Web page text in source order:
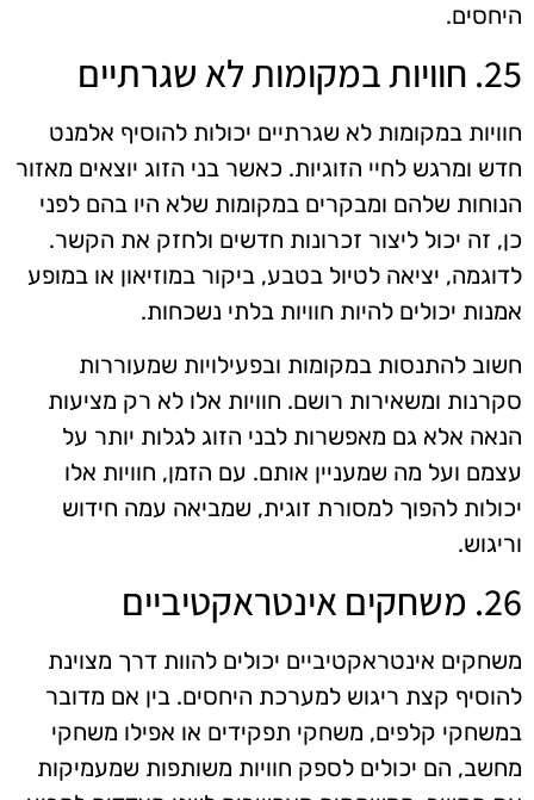
היחסים.
25. חוויות במקומות לא שגרתיים
חוויות במקומות לא שגרתיים יכולות להוסיף אלמנט
חדש ומרגש לחיי הזוגיות. כאשר בני הזוג יוצאים מאזור
הנוחות שלהם ומבקרים במקומות שלא היו בהם לפני
כן, זה יכול ליצור זכרונות חדשים ולחזק את הקשר.
לדוגמה, יציאה לטיול בטבע, ביקור במוזיאון או במופע
אמנות יכולים להיות חוויות בלתי נשכחות.
חשוב להתנסות במקומות ובפעילויות שמעוררות
סקרנות ומשאירות רושם. חוויות אלו לא רק מציעות
הנאה אלא גם מאפשרות לבני הזוג לגלות יותר על
עצמם ועל מה שמעניין אותם. עם הזמן, חוויות אלו
יכולות להפוך למסורת זוגית, שמביאה עמה חידוש
וריגוש.
26. משחקים אינטראקטיביים
משחקים אינטראקטיביים יכולים להוות דרך מצוינת
להוסיף קצת ריגוש למערכת היחסים. בין אם מדובר
במשחקי קלפים, משחקי תפקידים או אפילו משחקי
מחשב, הם יכולים לספק חוויות משותפות שמעמיקות